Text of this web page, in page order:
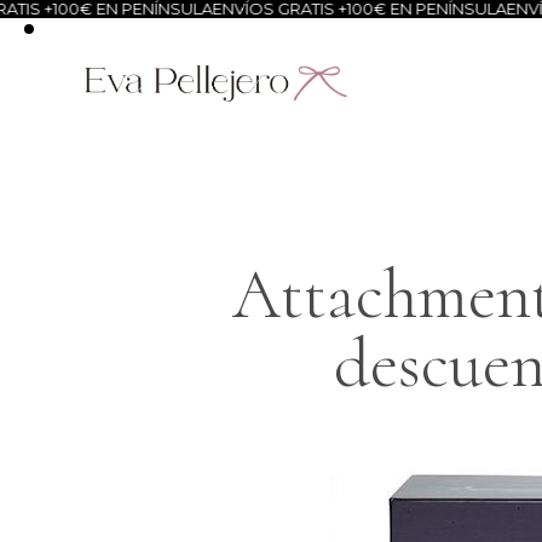
+100€ EN PENÍNSULA ENVÍOS GRATIS +100€ EN PENÍNSULA